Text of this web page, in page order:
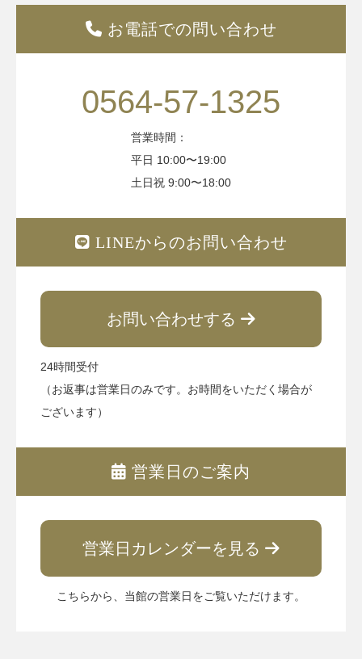
お電話での問い合わせ
0564-57-1325
営業時間：
平日 10:00〜19:00
土日祝 9:00〜18:00
LINEからのお問い合わせ
お問い合わせする
24時間受付
（お返事は営業日のみです。お時間をいただく場合が
ございます）
営業日のご案内
営業日カレンダーを見る
こちらから、当館の営業日をご覧いただけます。